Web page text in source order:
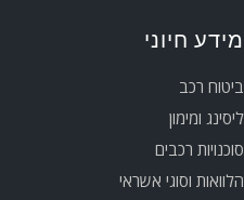
מידע חיוני
ביטוח רכב
ליסינג ומימון
סוכנויות רכבים
הלוואות וסוגי אשראי